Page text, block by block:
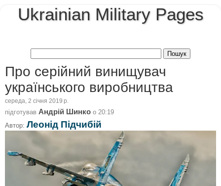
Ukrainian Military Pages
Про серійний винищувач
українського виробництва
середа, 2 січня 2019 р.
підготував Андрій Шинко о 20:19
Автор: Леонід Підчибій